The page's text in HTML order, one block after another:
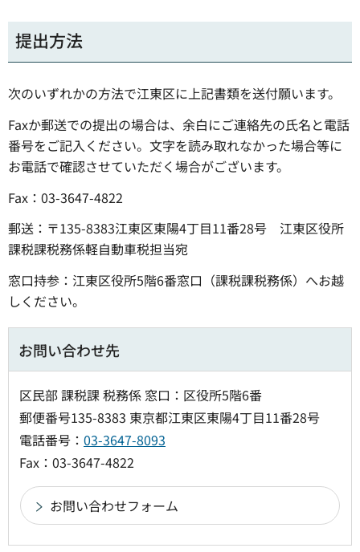
提出方法
次のいずれかの方法で江東区に上記書類を送付願います。
Faxか郵送での提出の場合は、余白にご連絡先の氏名と電話
番号をご記入ください。文字を読み取れなかった場合等に
お電話で確認させていただく場合がございます。
Fax：03-3647-4822
郵送：〒135-8383江東区東陽4丁目11番28号 江東区役所
課税課税務係軽自動車税担当宛
窓口持参：江東区役所5階6番窓口（課税課税務係）へお越
しください。
お問い合わせ先
区民部 課税課 税務係 窓口：区役所5階6番
郵便番号135-8383 東京都江東区東陽4丁目11番28号
電話番号： 03-3647-8093
Fax：03-3647-4822